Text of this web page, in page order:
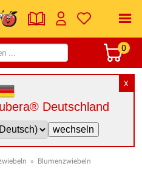
0
X
Deutschland
» Blumenzwiebeln